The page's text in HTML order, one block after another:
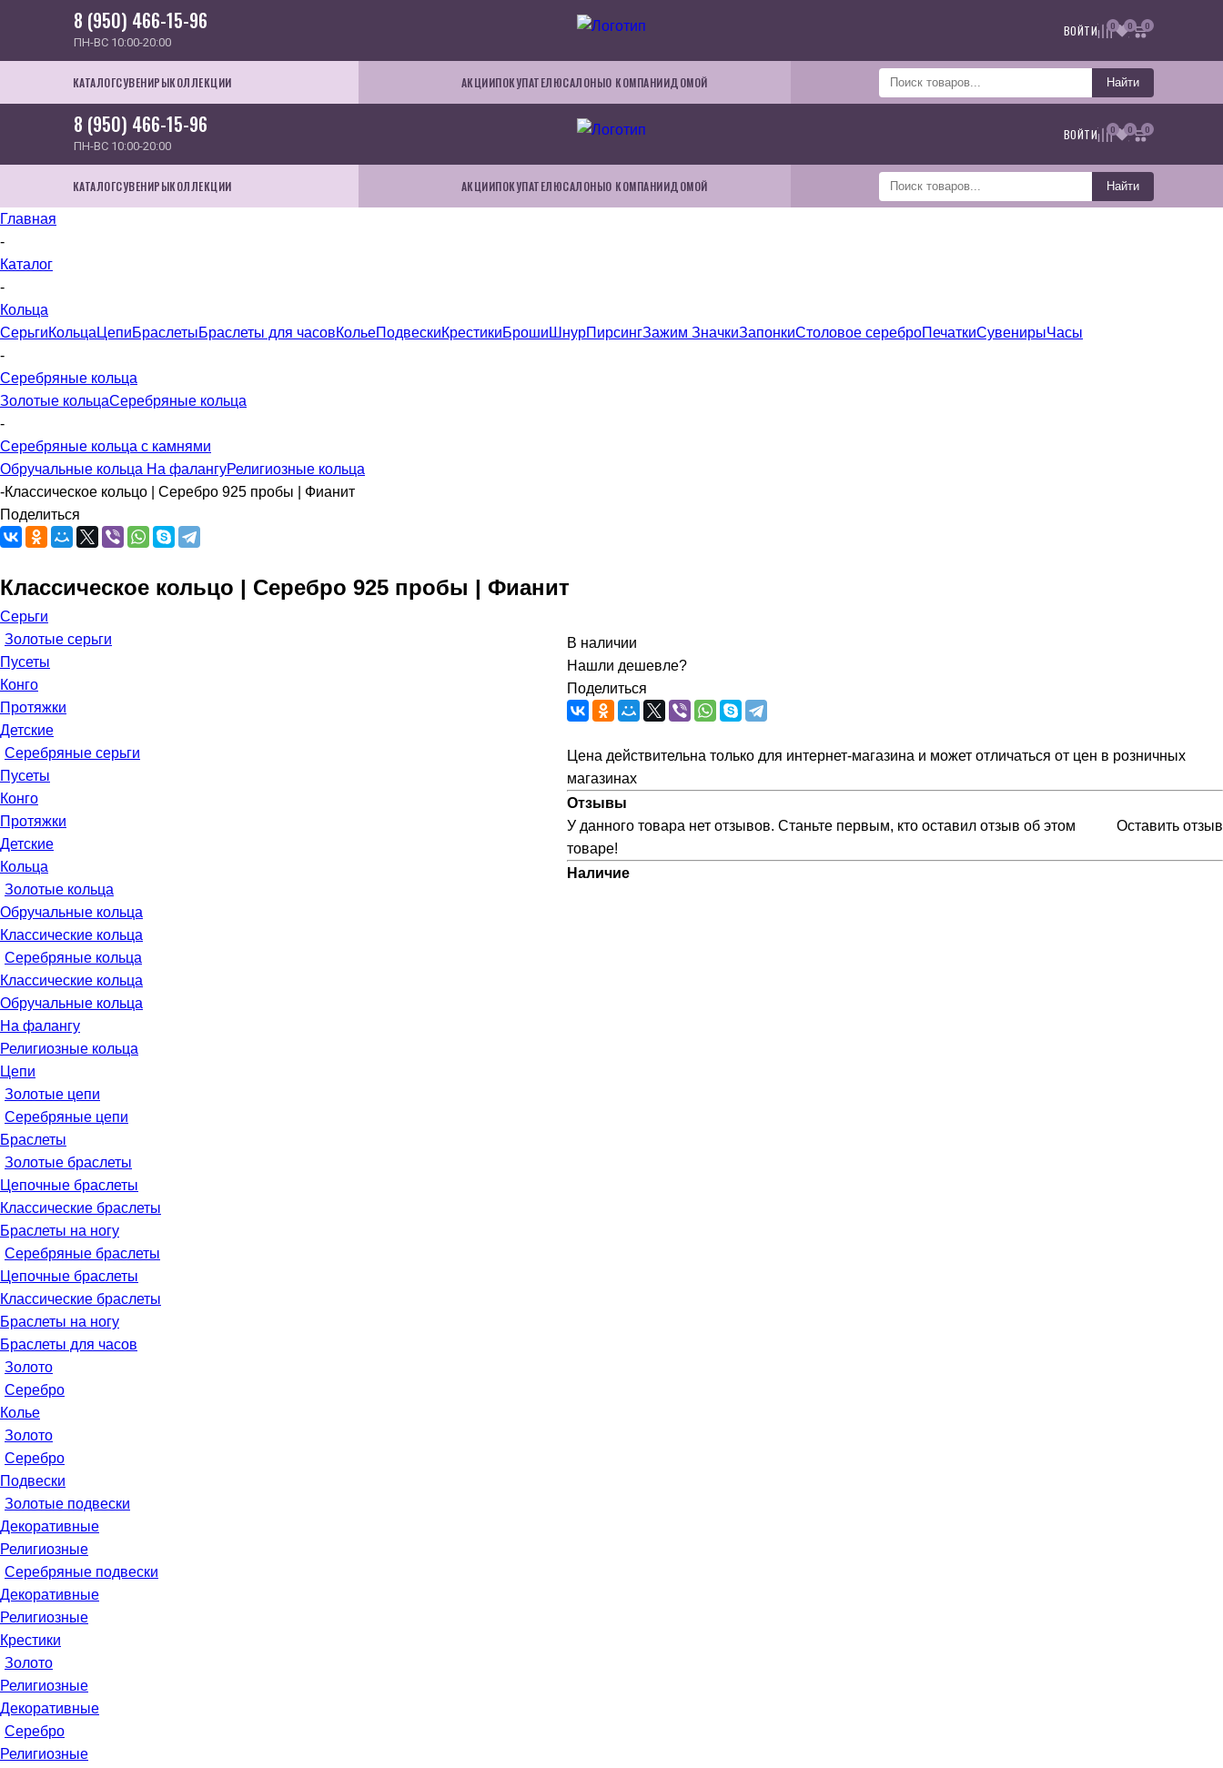
8 (950) 466-15-96
ПН-ВС 10:00-20:00
ВОЙТИ 0 0 0
КАТАЛОГСУВЕНИРЫКОЛЛЕКЦИИ АКЦИИПОКУПАТЕЛЮСАЛОНЫО КОМПАНИИДОМОЙ Найти
8 (950) 466-15-96
ПН-ВС 10:00-20:00
ВОЙТИ 0 0 0
КАТАЛОГСУВЕНИРЫКОЛЛЕКЦИИ АКЦИИПОКУПАТЕЛЮСАЛОНЫО КОМПАНИИДОМОЙ Найти
Главная
-
Каталог
-
Кольца
СерьгиКольца ЦепиБраслетыБраслеты для часовКольеПодвескиКрестикиБроши ШнурПирсингЗажим ЗначкиЗапонкиСтоловое сереброПечаткиСувенирыЧасы
-
Серебряные кольца
Золотые кольцаСеребряные кольца
-
Серебряные кольца с камнями
Обручальные кольца На фалангуРелигиозные кольца
-Классическое кольцо | Серебро 925 пробы | Фианит
Поделиться
Классическое кольцо | Серебро 925 пробы | Фианит
В наличии
Нашли дешевле?
Поделиться
Цена действительна только для интернет-магазина и может отличаться от цен в розничных
магазинах
Отзывы
Оставить отзыв
У данного товара нет отзывов. Станьте первым, кто оставил отзыв об этом
товаре!
Наличие
Серьги
Золотые серьги
Пусеты
Конго
Протяжки
Детские
Серебряные серьги
Пусеты
Конго
Протяжки
Детские
Кольца
Золотые кольца
Обручальные кольца
Классические кольца
Серебряные кольца
Классические кольца
Обручальные кольца
На фалангу
Религиозные кольца
Цепи
Золотые цепи
Серебряные цепи
Браслеты
Золотые браслеты
Цепочные браслеты
Классические браслеты
Браслеты на ногу
Серебряные браслеты
Цепочные браслеты
Классические браслеты
Браслеты на ногу
Браслеты для часов
Золото
Серебро
Колье
Золото
Серебро
Подвески
Золотые подвески
Декоративные
Религиозные
Серебряные подвески
Декоративные
Религиозные
Крестики
Золото
Религиозные
Декоративные
Серебро
Религиозные